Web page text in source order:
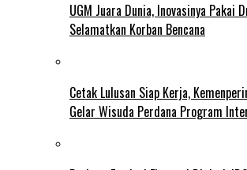
UGM Juara Dunia, Inovasinya Pakai
Selamatkan Korban Bencana
Cetak Lulusan Siap Kerja,
Gelar Wisuda Perdana Program